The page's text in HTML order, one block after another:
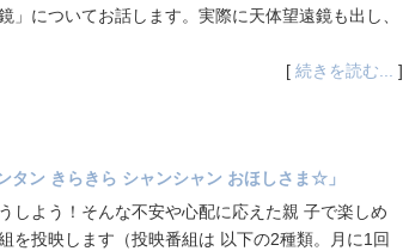
についてお話します。実際に天体望遠鏡も出し、
[ 続きを読む... ]
タン きらきら シャンシャン おほしさま☆」
しよう！そんな不安や心配に応えた親 子で楽しめ
を投映します（投映番組は 以下の2種類。月に1回